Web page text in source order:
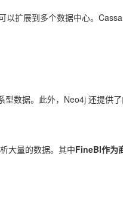
扩展到多个数据中心。
数据。此外，Neo4j 还提供
大量的数据。其中FineBI作为